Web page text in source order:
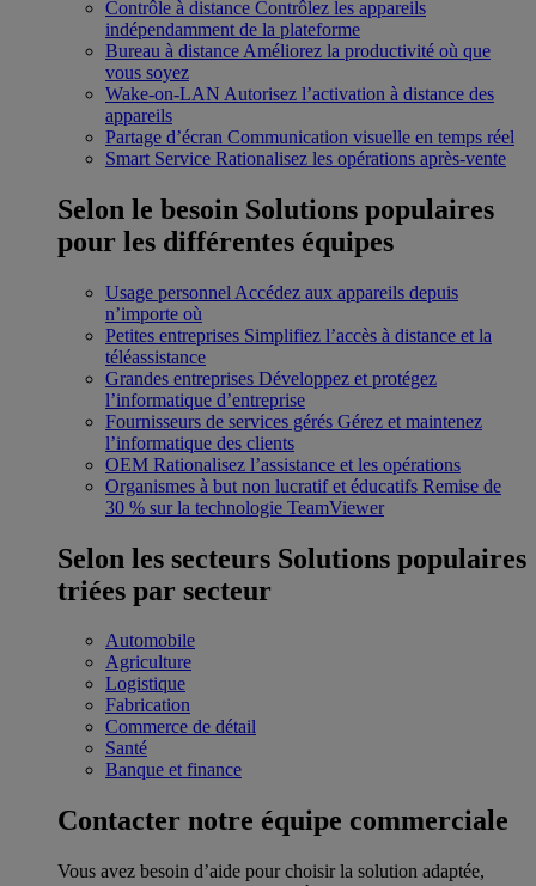
Contrôle à distance Contrôlez les appareils
indépendamment de la plateforme
Bureau à distance Améliorez la productivité où que
vous soyez
Wake-on-LAN Autorisez l’activation à distance des
appareils
Partage d’écran Communication visuelle en temps réel
Smart Service Rationalisez les opérations après-vente
Selon le besoin Solutions populaires
pour les différentes équipes
Usage personnel Accédez aux appareils depuis
n’importe où
Petites entreprises Simplifiez l’accès à distance et la
téléassistance
Grandes entreprises Développez et protégez
l’informatique d’entreprise
Fournisseurs de services gérés Gérez et maintenez
l’informatique des clients
OEM Rationalisez l’assistance et les opérations
Organismes à but non lucratif et éducatifs Remise de
30 % sur la technologie TeamViewer
Selon les secteurs Solutions populaires
triées par secteur
Automobile
Agriculture
Logistique
Fabrication
Commerce de détail
Santé
Banque et finance
Contacter notre équipe commerciale
Vous avez besoin d’aide pour choisir la solution adaptée,